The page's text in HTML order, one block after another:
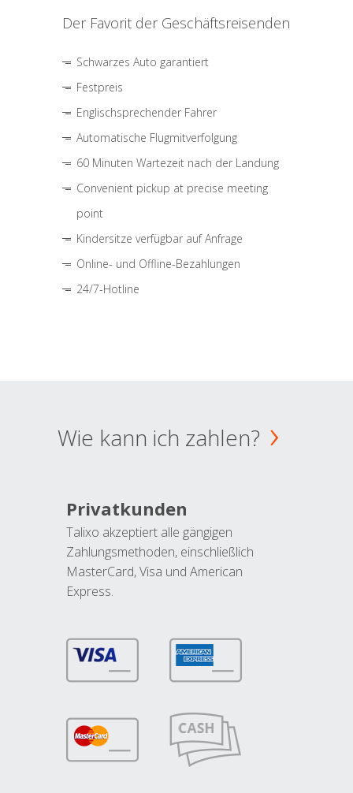
Der Favorit der Geschäftsreisenden
Schwarzes Auto garantiert
Festpreis
Englischsprechender Fahrer
Automatische Flugmitverfolgung
60 Minuten Wartezeit nach der Landung
Convenient pickup at precise meeting
point
Kindersitze verfügbar auf Anfrage
Online- und Offline-Bezahlungen
24/7-Hotline
Wie kann ich zahlen?
Privatkunden
Talixo akzeptiert alle gängigen
Zahlungsmethoden, einschließlich
MasterCard, Visa und American
Express.